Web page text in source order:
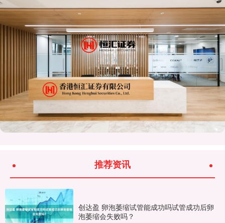
推荐资讯
创达盈 卵泡萎缩试管能成功吗试管成功后卵
泡萎缩会失败吗？